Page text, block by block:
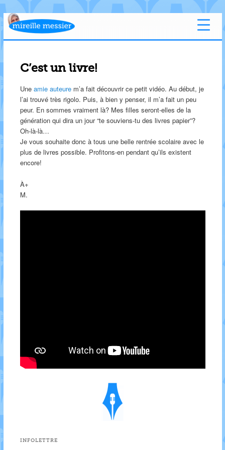
C’est un livre!
Une amie auteurem’a fait découvrir ce petit vidéo. Au début, je
l’ai trouvé très rigolo. Puis, à bien y penser, il m’a fait un peu
peur. En sommes vraiment là? Mes filles seront-elles de la
génération qui dira un jour “te souviens-tu des livres papier”?
Oh-là-là…
Je vous souhaite donc à tous une belle rentrée scolaire avec le
plus de livres possible. Profitons-en pendant qu’ils existent
encore!
À+
M.
INFOLETTRE